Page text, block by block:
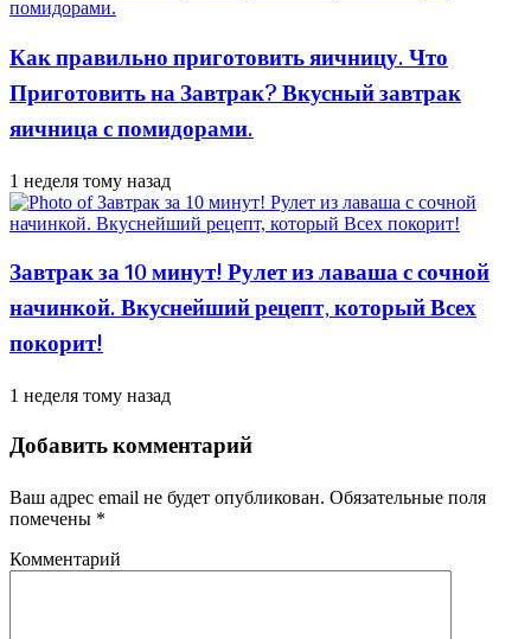
Как правильно приготовить яичницу. Что
Приготовить на Завтрак? Вкусный завтрак
яичница с помидорами.
1 неделя тому назад
Завтрак за 10 минут! Рулет из лаваша с сочной
начинкой. Вкуснейший рецепт, который Всех
покорит!
1 неделя тому назад
Добавить комментарий
Ваш адрес email не будет опубликован. Обязательные поля
помечены *
Комментарий